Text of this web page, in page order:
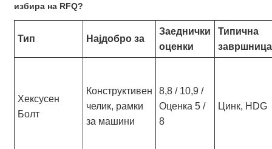
избира на RFQ?
Тип Најдобро за
Заеднички
оценки
Типична
завршница
Хексусен
Болт
Конструктивен
челик, рамки
за машини
8,8 / 10,9 /
Оценка 5 /
8
Цинк, HDG